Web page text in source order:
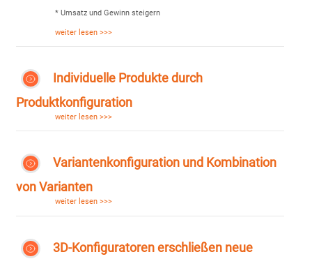
* Umsatz und Gewinn steigern
weiter lesen >>>
Individuelle Produkte durch
Produktkonfiguration
weiter lesen >>>
Variantenkonfiguration und Kombination
von Varianten
weiter lesen >>>
3D-Konfiguratoren erschließen neue